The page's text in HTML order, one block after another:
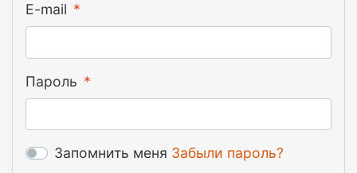
E-mail
Пароль
Запомнить меня Забыли пароль?